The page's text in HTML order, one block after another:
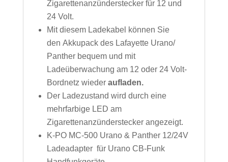
Zigarettenanzünderstecker für 12 und
24 Volt.
Mit diesem Ladekabel können Sie
den Akkupack des Lafayette Urano/
Panther bequem und mit
Ladeüberwachung am 12 oder 24 Volt-
Bordnetz wieder aufladen.
Der Ladezustand wird durch eine
mehrfarbige LED am
Zigarettenanzünderstecker angezeigt.
K-PO MC-500 Urano & Panther 12/24V
Ladeadapter für Urano CB-Funk